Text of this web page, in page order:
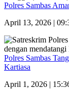
Polres Sambas
April 13, 2026 |
Polres Sambas
Kartiasa
April 1, 2026 |